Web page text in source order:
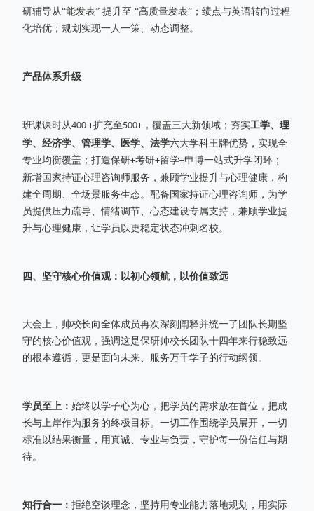
研辅导从“能发表” 提升至 “高质量发表”；绩点与英语转向过程
化培优；规划实现一人一策、动态调整。
产品体系升级
班课课时从400 +扩充至 500+ ，覆盖三大新领域；夯实工学、理
学、经济学、管理学、医学、法学六大学科王牌优势，实现全
专业均衡覆盖；打造保研+考研+留学+申博一站式升学闭环；
新增国家持证心理咨询师服务，兼顾学业提升与心理健康，构
建全周期、全场景服务生态。配备国家持证心理咨询师，为学
员提供压力疏导、情绪调节、心态建设专属支持，兼顾学业提
升与心理健康，让学员以更稳定状态冲刺名校。
四、 坚守核心价值观：以初心领航，以价值致远
大会上，帅校长向全体成员再次深刻阐释并统一了团队长期坚
守的核心价值观，强调这是保研帅校长团队十四年来行稳致远
的根本遵循，更是面向未来、服务万千学子的行动纲领。
学员至上： 始终以学子心为心，把学员的需求放在首位，把成
长与上岸作为服务的终极目标。一切工作围绕学员展开，一切
标准以结果衡量，用真诚、专业与负责，守护每一份信任与期
待。
知行合一： 拒绝空谈理念，坚持用专业能力落地规划，用实际